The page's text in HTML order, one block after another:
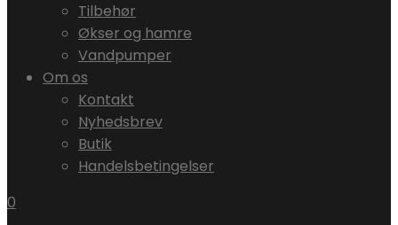
Tilbehør
Økser og hamre
Vandpumper
Om os
Kontakt
Nyhedsbrev
Butik
Handelsbetingelser
0